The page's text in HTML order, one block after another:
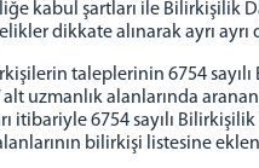
kabul şartları ile Bilirkişilik
dikkate alınarak ayrı
taleplerinin 6754
uzmanlık alanlarında
6754 sayılı
bilirkişi listesine